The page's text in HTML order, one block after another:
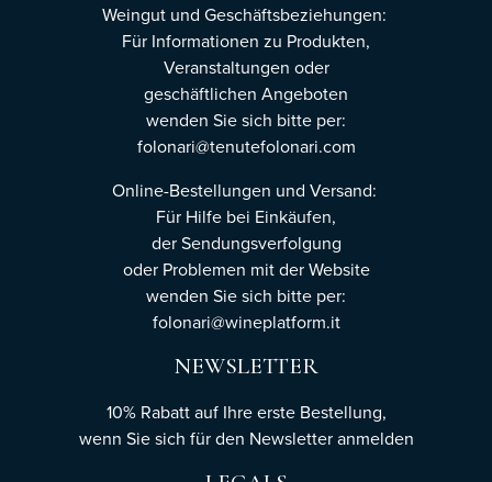
Weingut und Geschäftsbeziehungen:
Für Informationen zu Produkten,
Veranstaltungen oder
geschäftlichen Angeboten
wenden Sie sich bitte per:
folonari@tenutefolonari.com
Online-Bestellungen und Versand:
Für Hilfe bei Einkäufen,
der Sendungsverfolgung
oder Problemen mit der Website
wenden Sie sich bitte per:
folonari@wineplatform.it
NEWSLETTER
10% Rabatt auf Ihre erste Bestellung,
wenn Sie sich für den Newsletteranmelden